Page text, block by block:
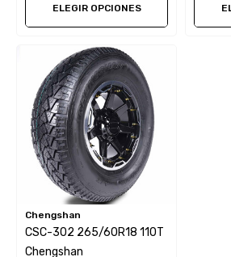
ELEGIR OPCIONES
Chengshan
CSC-302 265/60R18 110T
Chengshan